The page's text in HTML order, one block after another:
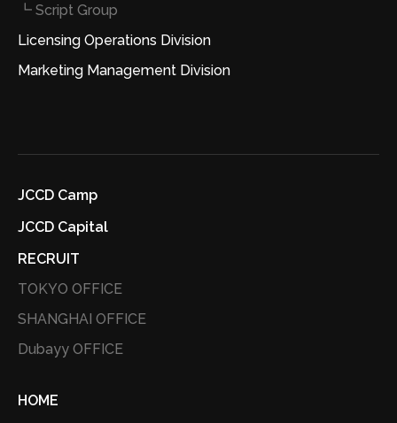
┗ Script Group
Licensing Operations Division
Marketing Management Division
JCCD Camp
JCCD Capital
RECRUIT
TOKYO OFFICE
SHANGHAI OFFICE
Dubayy OFFICE
HOME